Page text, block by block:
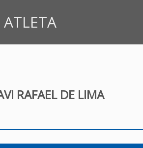
ATLETA
RAFAEL DE LIMA